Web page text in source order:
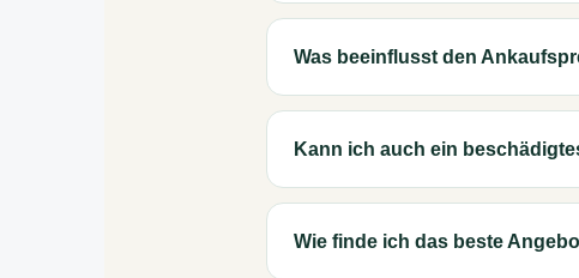
Was beeinflusst den
Kann ich auch ein
Wie finde ich das beste